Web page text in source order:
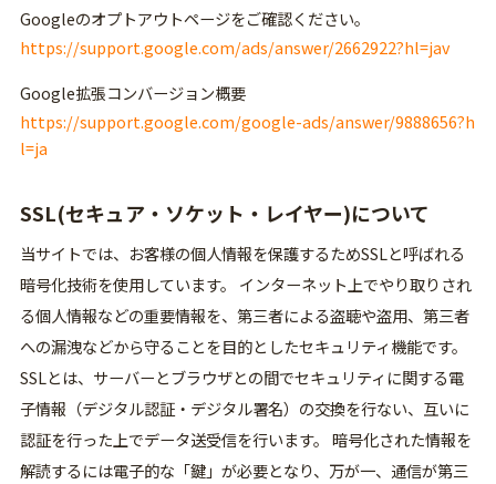
Googleのオプトアウトページをご確認ください。
https://support.google.com/ads/answer/2662922?hl=jav
Google拡張コンバージョン概要
https://support.google.com/google-ads/answer/9888656?h
l=ja
SSL(セキュア・ソケット・レイヤー)について
当サイトでは、お客様の個人情報を保護するためSSLと呼ばれる
暗号化技術を使用しています。 インターネット上でやり取りされ
る個人情報などの重要情報を、第三者による盗聴や盗用、第三者
への漏洩などから守ることを目的としたセキュリティ機能です。
SSLとは、サーバーとブラウザとの間でセキュリティに関する電
子情報（デジタル認証・デジタル署名）の交換を行ない、互いに
認証を行った上でデータ送受信を行います。 暗号化された情報を
解読するには電子的な「鍵」が必要となり、万が一、通信が第三